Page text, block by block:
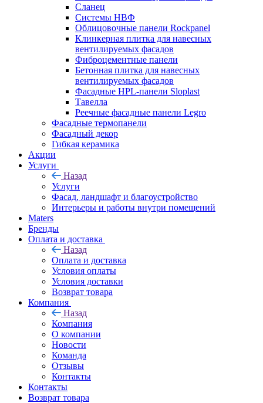
Сланец
Системы НВФ
Облицовочные панели Rockpanel
Клинкерная плитка для навесных
вентилируемых фасадов
Фиброцементные панели
Бетонная плитка для навесных
вентилируемых фасадов
Фасадные HPL-панели Sloplast
Тавелла
Реечные фасадные панели Legro
Фасадные термопанели
Фасадный декор
Гибкая керамика
Акции
Услуги
Назад
Услуги
Фасад, ландшафт и благоустройство
Интерьеры и работы внутри помещений
Maters
Бренды
Оплата и доставка
Назад
Оплата и доставка
Условия оплаты
Условия доставки
Возврат товара
Компания
Назад
Компания
О компании
Новости
Команда
Отзывы
Контакты
Контакты
Возврат товара